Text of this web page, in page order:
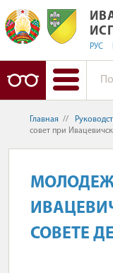
РУС
Главная //
совет при
СОВЕТЕ